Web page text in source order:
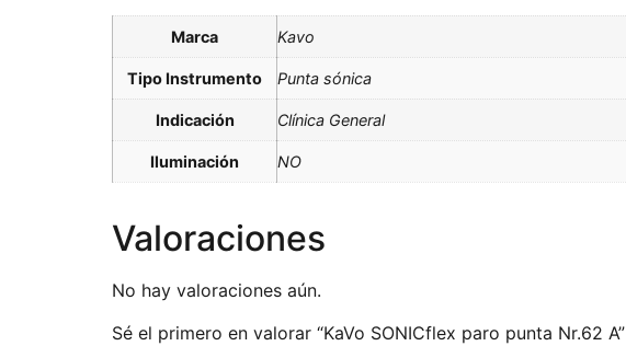
Marca Kavo
Tipo Instrumento Punta sónica
Indicación Clínica General
Iluminación NO
Valoraciones
No hay valoraciones aún.
Sé el primero en valorar “KaVo SONICflex paro punta Nr.62 A”